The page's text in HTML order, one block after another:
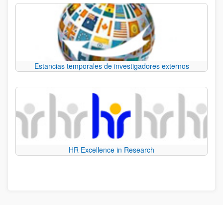
Estancias temporales de investigadores externos
HR Excellence in Research